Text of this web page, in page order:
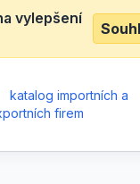
vylepšení
katalog importních a
firem